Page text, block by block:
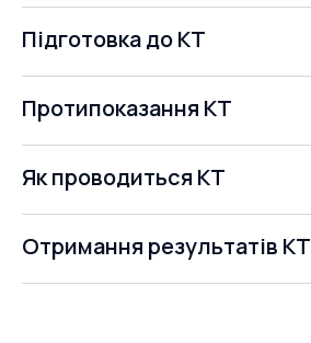
Підготовка до КТ
Протипоказання КТ
Як проводиться КТ
Отримання результатів КТ